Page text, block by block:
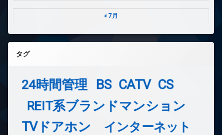
« 7月
タグ
24時間管理 BS CATV CS
REIT系ブランドマンション
TVドアホン インターネット